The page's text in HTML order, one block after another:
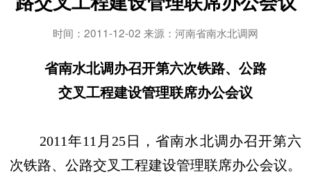
时间：2011-12-02 来源：河南省南水北调网
省南水北调办召开第六次铁路、公路
交叉工程建设管理联席办公会议
2011年11 月 25 日
，省南水北调办召开第六
次铁路、公路交叉工程建设管理联席办公会议。